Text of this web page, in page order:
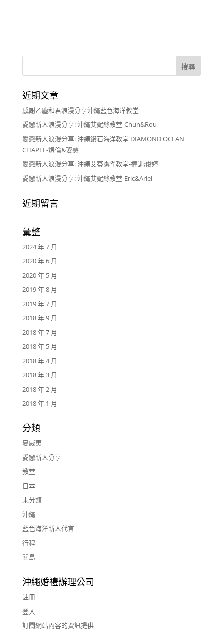
近期文章
感謝乙塵和君浪漫分享沖繩藍色海洋教堂
愛戀新人浪漫分享: 沖繩艾妮絲教堂-Chun&Rou
愛戀新人浪漫分享: 沖繩鑽石海洋教堂 DIAMOND OCEAN
CHAPEL-煜倫&姿慧
愛戀新人浪漫分享: 沖繩艾葵露雀教堂-權訓;俊婷
愛戀新人浪漫分享: 沖繩艾妮絲教堂-Eric&Ariel
近期留言
彙整
2024 年 7 月
2020 年 6 月
2020 年 5 月
2019 年 8 月
2019 年 7 月
2018 年 9 月
2018 年 7 月
2018 年 5 月
2018 年 4 月
2018 年 3 月
2018 年 2 月
2018 年 1 月
分類
夏威夷
愛戀新人分享
教堂
日本
未分類
沖繩
藍色海洋新人代言
行程
關島
沖繩婚禮辦理公司
註冊
登入
訂閱網站內容的資訊提供